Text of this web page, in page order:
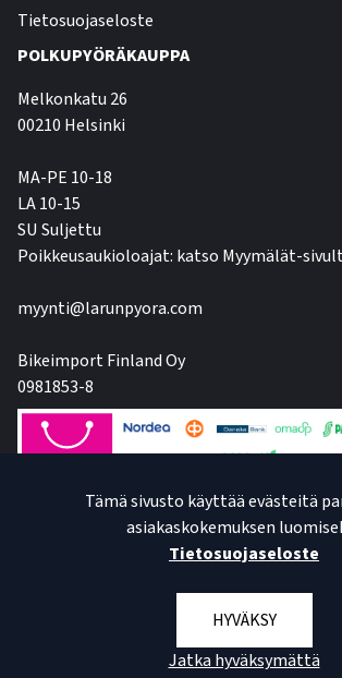
Tietosuojaseloste
POLKUPYÖRÄKAUPPA
Melkonkatu 26
00210 Helsinki
MA-PE 10-18
LA 10-15
SU Suljettu
Poikkeusaukioloajat: katso Myymälät-
myynti@larunpyora.com
Bikeimport Finland Oy
0981853-8
Tämä sivusto käyttää evästeitä
asiakaskokemuksen
Tietosuojaseloste
HYVÄKSY
Jatka hyväksymättä